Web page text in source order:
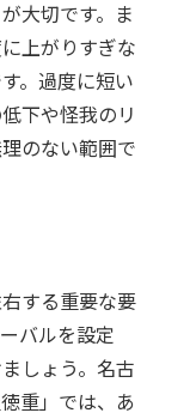
大切です。ま
上がりすぎな
。過度に短い
下や怪我のリ
のない範囲で
する重要な要
バルを設定
しょう。名古
重」では、あ